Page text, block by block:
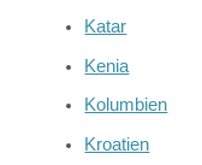
Katar
Kenia
Kolumbien
Kroatien